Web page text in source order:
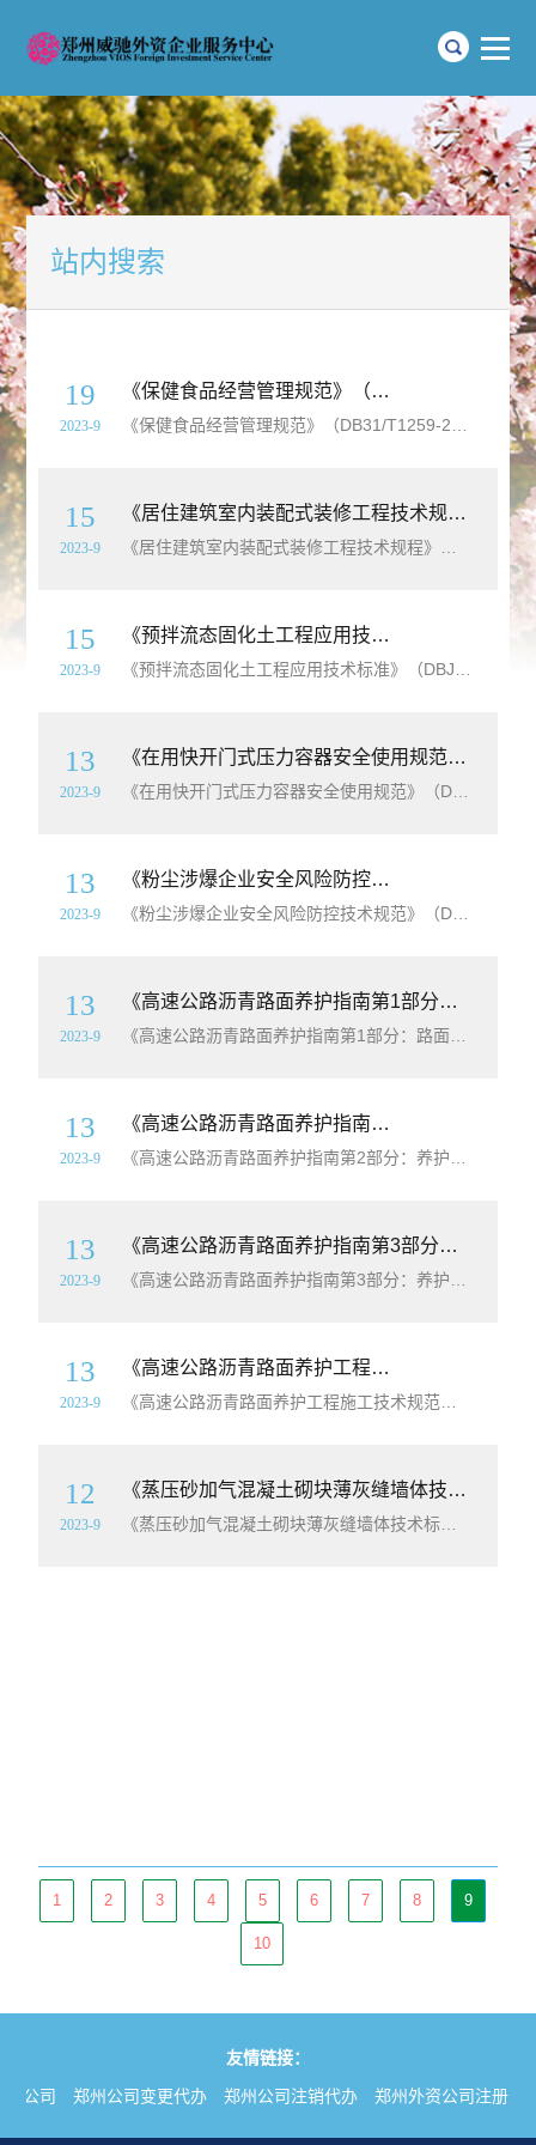
站内搜索
19
2023-9
《保健食品经营管理规范》（DB31/T1259-2020）【上海市
15
2023-9
《居住建筑室内装配式装修工程技术规程》（DB11/T1553-2018）【北京市
15
2023-9
《预拌流态固化土工程应用技术标准》（DBJ51/T188-2022）【四川省工程建设
13
2023-9
《在用快开门式压力容器安全使用规范》（DB41/T2345-2022）【河南省
13
2023-9
《粉尘涉爆企业安全风险防控技术规范》（DB44/T 2390-2022）【广东省
13
2023-9
《高速公路沥青路面养护指南第1部分：路面技术状况评定》（DB34/T2748.1-2016）【安徽省
13
2023-9
《高速公路沥青路面养护指南第2部分：养护设计导则》（DB34/T2748.2-2016）【安徽省
13
2023-9
《高速公路沥青路面养护指南第3部分：养护工程后评价》（DB34/T2748.3-2017）【安徽省
13
2023-9
《高速公路沥青路面养护工程施工技术规范》（DB34/T2918-2017）【安徽省
12
2023-9
《蒸压砂加气混凝土砌块薄灰缝墙体技术标准》（DB22/T5119-2022）【吉林省工程建设
1 2 3 4 5 6 7 8 9
10
友情链接：
公司
郑州公司变更代办 郑州公司注销代办 郑州外资公司注册